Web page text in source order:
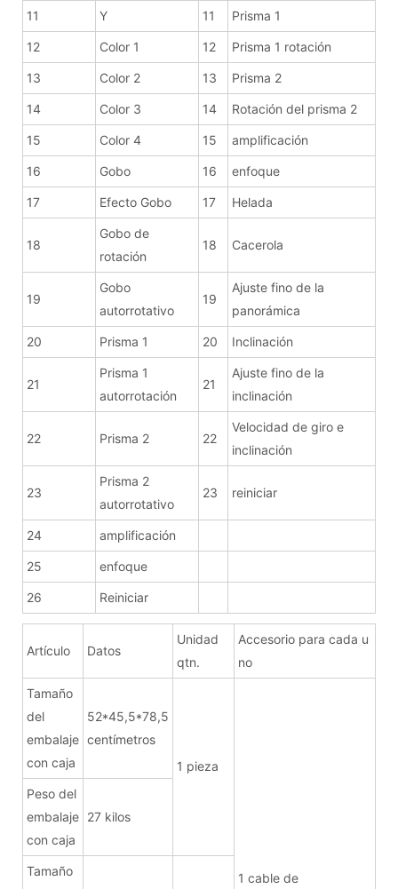
11 Y 11 Prisma 1
12 Color 1 12 Prisma 1 rotación
13 Color 2 13 Prisma 2
14 Color 3 14 Rotación del prisma 2
15 Color 4 15 amplificación
16 Gobo 16 enfoque
17 Efecto Gobo 17 Helada
18
Gobo de
rotación
18 Cacerola
19
Gobo
autorrotativo
19
Ajuste fino de la
panorámica
20 Prisma 1 20 Inclinación
21
Prisma 1
autorrotación
21
Ajuste fino de la
inclinación
22 Prisma 2 22
Velocidad de giro e
inclinación
23
Prisma 2
autorrotativo
23 reiniciar
24 amplificación
25 enfoque
26 Reiniciar
Artículo Datos
Unidad
qtn.
Accesorio para cada u
no
Tamaño
del
embalaje
con caja
52*45,5*78,5
centímetros
1 pieza
1 cable de
Peso del
embalaje
con caja
27 kilos
Tamaño